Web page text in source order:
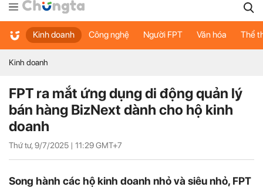
Kinh doanh Công nghệ Người FPT Văn hóa Thể
Kinh doanh
FPT ra mắt ứng dụng di động quản lý
bán hàng BizNext dành cho hộ kinh
Thứ tư, 9/7/2025 | 11:29GMT+7